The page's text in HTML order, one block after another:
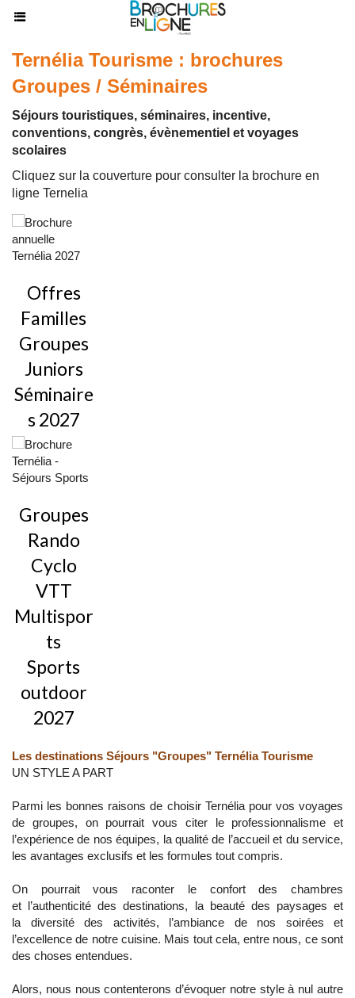
Ternélia Tourisme : brochures
Groupes / Séminaires
Séjours touristiques, séminaires, incentive,
conventions, congrès, évènementiel et voyages
scolaires
Cliquez sur la couverture pour consulter la brochure en
ligne Ternelia
Offres
Familles
Groupes
Juniors
Séminaire
s 2027
Groupes
Rando
Cyclo
VTT
Multispor
ts
Sports
outdoor
2027
Les destinations Séjours "Groupes" Ternélia Tourisme
UN STYLE A PART
Parmi les bonnes raisons de choisir Ternélia pour vos voyages
de groupes, on pourrait vous citer le professionnalisme et
l’expérience de nos équipes, la qualité de l’accueil et du service,
les avantages exclusifs et les formules tout compris.
On pourrait vous raconter le confort des chambres
et l’authenticité des destinations, la beauté des paysages et
la diversité des activités, l’ambiance de nos soirées et
l’excellence de notre cuisine. Mais tout cela, entre nous, ce sont
des choses entendues.
Alors, nous nous contenterons d’évoquer notre style à nul autre